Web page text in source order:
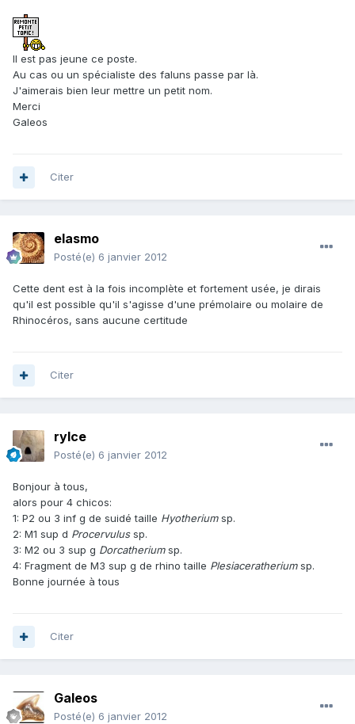
Il est pas jeune ce poste.
Au cas ou un spécialiste des faluns passe par là.
J'aimerais bien leur mettre un petit nom.
Merci
Galeos
Citer
elasmo
Posté(e) 6 janvier 2012
Cette dent est à la fois incomplète et fortement usée, je dirais
qu'il est possible qu'il s'agisse d'une prémolaire ou molaire de
Rhinocéros, sans aucune certitude
Citer
rylce
Posté(e) 6 janvier 2012
Bonjour à tous,
alors pour 4 chicos:
1: P2 ou 3 inf g de suidé taille Hyotheriumsp.
2: M1 sup d Procervulussp.
3: M2 ou 3 sup g Dorcatheriumsp.
4: Fragment de M3 sup g de rhino taille Plesiaceratheriumsp.
Bonne journée à tous
Citer
Galeos
Posté(e) 6 janvier 2012